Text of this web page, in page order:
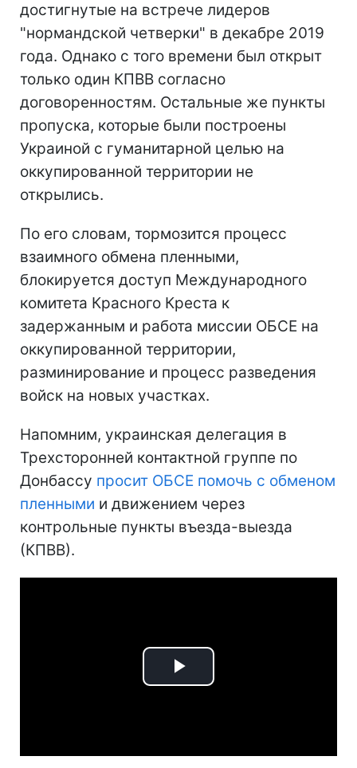
достигнутые на встрече лидеров
"нормандской четверки" в декабре 2019
года. Однако с того времени был открыт
только один КПВВ согласно
договоренностям. Остальные же пункты
пропуска, которые были построены
Украиной с гуманитарной целью на
оккупированной территории не
открылись.
По его словам, тормозится процесс
взаимного обмена пленными,
блокируется доступ Международного
комитета Красного Креста к
задержанным и работа миссии ОБСЕ на
оккупированной территории,
разминирование и процесс разведения
войск на новых участках.
Напомним, украинская делегация в
Трехсторонней контактной группе по
Донбассу просит ОБСЕ помочь с обменом
пленными и движением через
контрольные пункты въезда-выезда
(КПВВ).
Play